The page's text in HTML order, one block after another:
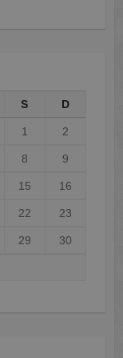
S D
1 2
8 9
15 16
22 23
29 30